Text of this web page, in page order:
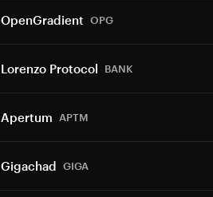
OpenGradient OPG
Lorenzo Protocol BANK
Apertum APTM
Gigachad GIGA